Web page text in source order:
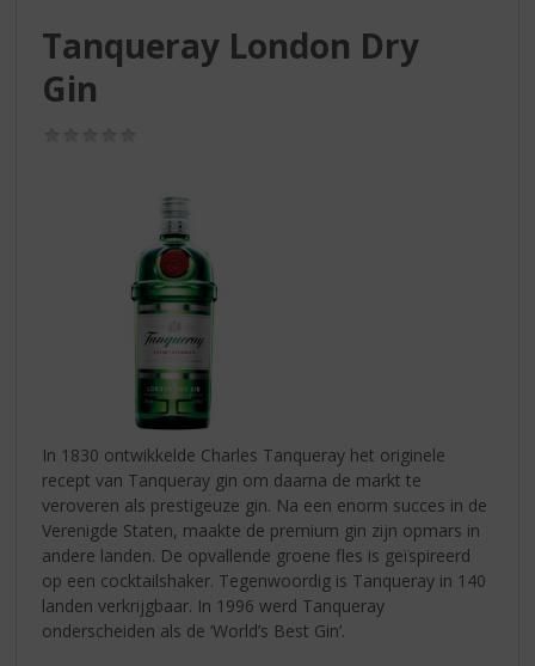
Tanqueray London Dry
Gin
In 1830 ontwikkelde Charles Tanqueray het originele
recept van Tanqueray gin om daarna de markt te
veroveren als prestigeuze gin. Na een enorm succes in de
Verenigde Staten, maakte de premium gin zijn opmars in
andere landen. De opvallende groene fles is geïspireerd
op een cocktailshaker. Tegenwoordig is Tanqueray in 140
landen verkrijgbaar. In 1996 werd Tanqueray
onderscheiden als de ‘World’s Best Gin’.